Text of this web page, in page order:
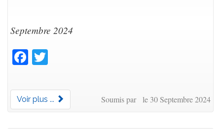
Septembre 2024
Facebook
Voir plus ... Soumis par le 30 Septembre 2024